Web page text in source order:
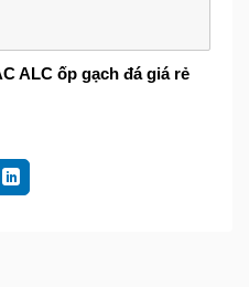
ALC ốp gạch đá giá rẻ